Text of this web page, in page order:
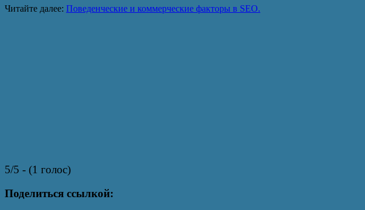
Читайте далее: Поведенческие и коммерческие факторы в SEO.
5/5 - (1 голос)
Поделиться ссылкой: